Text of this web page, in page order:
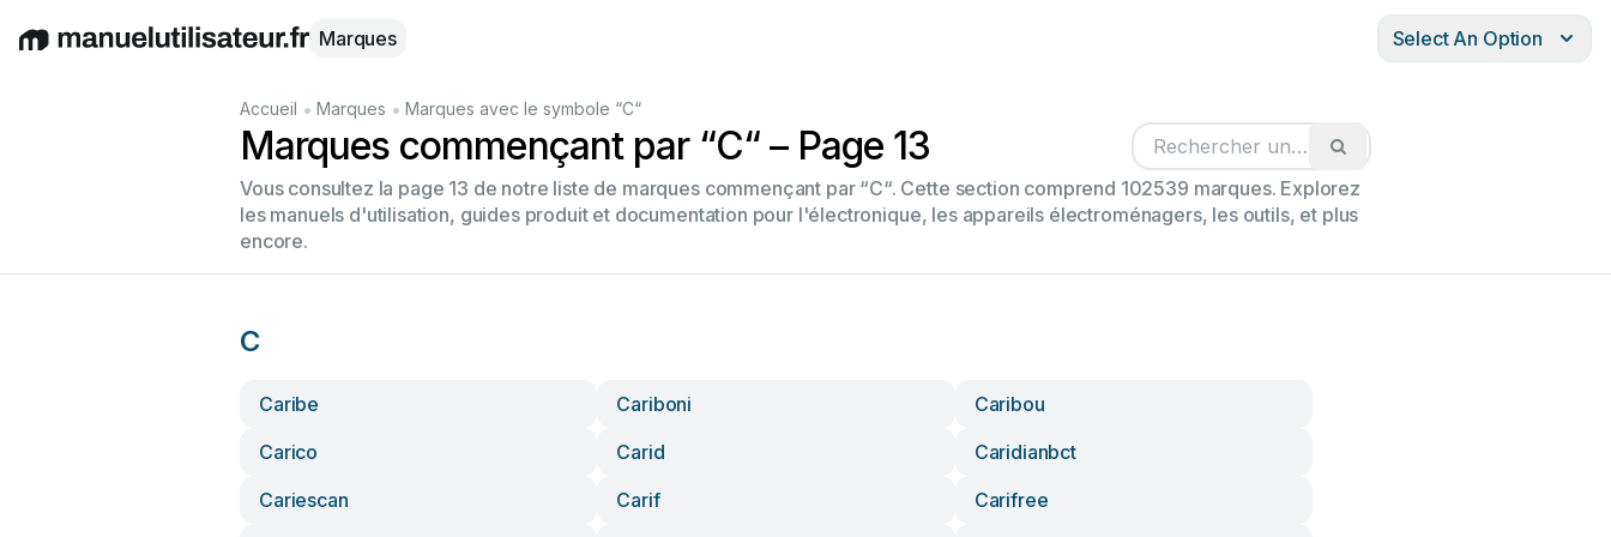
EnglishDeutschEspañolItalianoFrançais
Marques Select An Option
Accueil • Marques • Marques avec le symbole “C“
Marques commençant par “C“ – Page 13
Vous consultez la page 13 de notre liste de marques commençant par “C“. Cette section comprend 102539 marques. Explorez
les manuels d'utilisation, guides produit et documentation pour l'électronique, les appareils électroménagers, les outils, et plus
encore.
C
Caribe Cariboni
Caribou
Carico
Carid
Caridianbct
Cariescan
Carif
Carifree